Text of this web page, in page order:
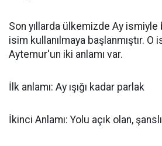
Son yıllarda ülkemizde Ay
isim kullanılmaya başlanmıştır.
Aytemur'un iki anlamı var.
İlk anlamı: Ay ışığı kadar parlak
İkinci Anlamı: Yolu açık olan,